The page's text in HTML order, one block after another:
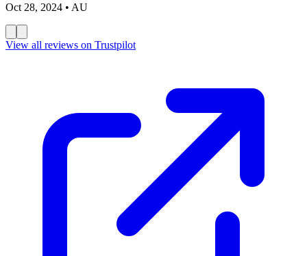
Oct 28, 2024 • AU
View all reviews on Trustpilot